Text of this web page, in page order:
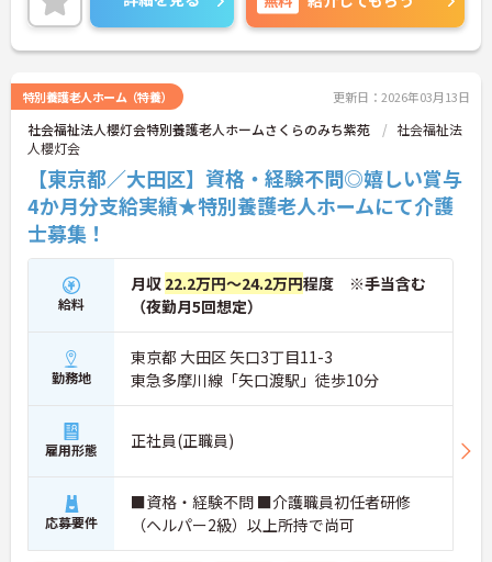
いただけます。ご興味のある方には、面接対策ポイ
ントなど、さらに詳細をお話しいたしますのでお気
軽にご相談ください！
特別養護老人ホーム（特養） 更新日：2026年03月13日
社会福祉法人櫻灯会特別養護老人ホームさくらのみち紫苑
社会福祉法
人櫻灯会
【東京都／大田区】資格・経験不問◎嬉しい賞与
4か月分支給実績★特別養護老人ホームにて介護
士募集！
給料
月収 22.2万円～24.2万円程度 ※手当含む
（夜勤月5回想定）
勤務地
東京都 大田区 矢口3丁目11-3
東急多摩川線「矢口渡駅」徒歩10分
雇用形態 正社員(正職員)
応募要件
■資格・経験不問 ■介護職員初任者研修
（ヘルパー2級）以上所持で尚可